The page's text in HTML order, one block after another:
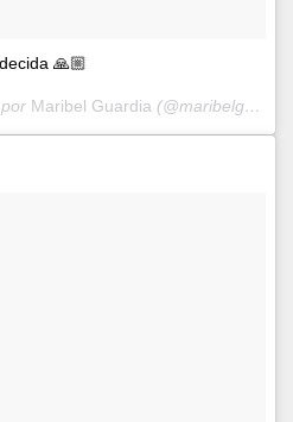
🙏🏼
Maribel Guardia (@maribelguardia) el